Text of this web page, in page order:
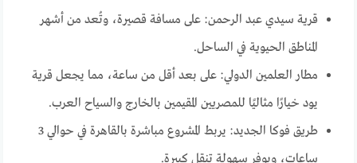
قرية سيدي عبد الرحمن: على مسافة قصيرة، وتُعد من أشهر
المناطق الحيوية في الساحل.
مطار العلمين الدولي: على بعد أقل من ساعة، مما يجعل قرية
يود خيارًا مثاليًا للمصريين المقيمين بالخارج والسياح العرب.
طريق فوكا الجديد: يربط المشروع مباشرة بالقاهرة في حوالي 3
ساعات، ويوفر سهولة تنقل كبيرة.